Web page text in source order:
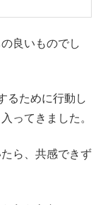
良いものでし
るために行動し
ってきました。
ら、共感できず